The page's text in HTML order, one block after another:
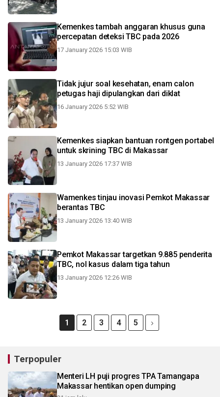
Kemenkes tambah anggaran khusus guna
percepatan deteksi TBC pada 2026
17 January 2026 15:03 WIB
Tidak jujur soal kesehatan, enam calon
petugas haji dipulangkan dari diklat
16 January 2026 5:52 WIB
Kemenkes siapkan bantuan rontgen portabel
untuk skrining TBC di Makassar
13 January 2026 17:37 WIB
Wamenkes tinjau inovasi Pemkot Makassar
berantas TBC
13 January 2026 13:40 WIB
Pemkot Makassar targetkan 9.885 penderita
TBC, nol kasus dalam tiga tahun
13 January 2026 12:26 WIB
1 2 3 4 5
Terpopuler
Menteri LH puji progres TPA Tamangapa
Makassar hentikan open dumping